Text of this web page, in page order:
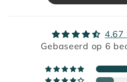
4.67
Gebaseerd op 6